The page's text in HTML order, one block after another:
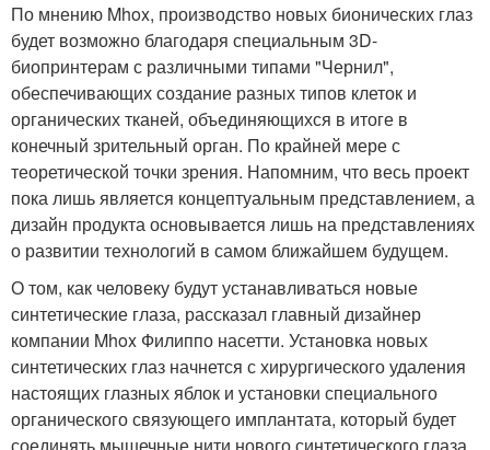
По мнению Mhox, производство новых бионических глаз
будет возможно благодаря специальным 3D-
биопринтерам с различными типами "Чернил",
обеспечивающих создание разных типов клеток и
органических тканей, объединяющихся в итоге в
конечный зрительный орган. По крайней мере с
теоретической точки зрения. Напомним, что весь проект
пока лишь является концептуальным представлением, а
дизайн продукта основывается лишь на представлениях
о развитии технологий в самом ближайшем будущем.
О том, как человеку будут устанавливаться новые
синтетические глаза, рассказал главный дизайнер
компании Mhox Филиппо насетти. Установка новых
синтетических глаз начнется с хирургического удаления
настоящих глазных яблок и установки специального
органического связующего имплантата, который будет